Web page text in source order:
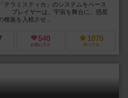
ラミスティカ」のシステムをベース
プレイヤーは、宇宙を舞台に、惑星
種族を入植させ...
540
お気に入り
1070
持ってる